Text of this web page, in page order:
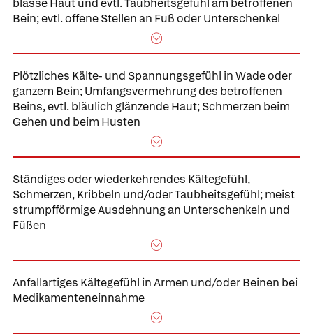
blasse Haut und evtl. Taubheitsgefühl am betroffenen
Bein; evtl. offene Stellen an Fuß oder Unterschenkel
Plötzliches Kälte- und Spannungsgefühl in Wade oder
ganzem Bein;Umfangsvermehrung des betroffenen
Beins, evtl. bläulich glänzende Haut; Schmerzen beim
Gehen und beim Husten
Ständiges oder wiederkehrendes Kältegefühl,
Schmerzen, Kribbeln und/oder Taubheitsgefühl;meist
strumpfförmige Ausdehnung an Unterschenkeln und
Füßen
Anfallartiges Kältegefühl in Armen und/oder Beinen bei
Medikamenteneinnahme